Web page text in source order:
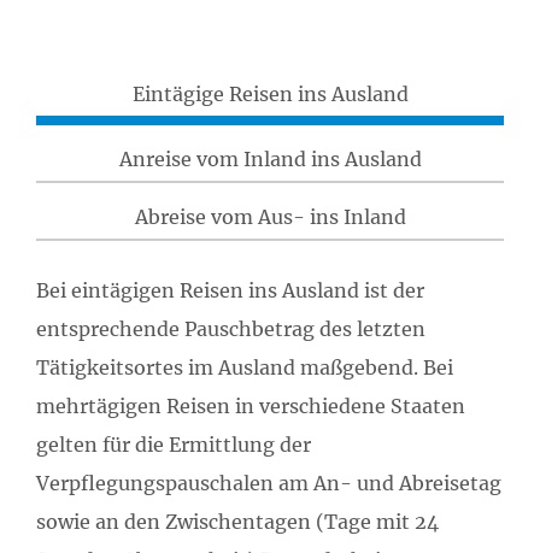
Eintägige Reisen ins Ausland
Anreise vom Inland ins Ausland
Abreise vom Aus- ins Inland
Bei eintägigen Reisen ins Ausland ist der
entsprechende Pauschbetrag des letzten
Tätigkeitsortes im Ausland maßgebend. Bei
mehrtägigen Reisen in verschiedene Staaten
gelten für die Ermittlung der
Verpflegungspauschalen am An- und Abreisetag
sowie an den Zwischentagen (Tage mit 24